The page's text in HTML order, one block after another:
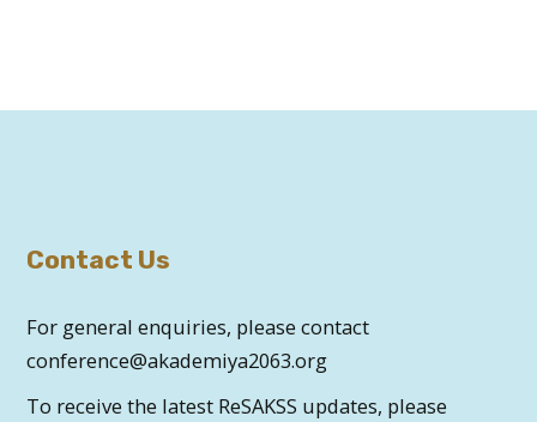
Contact Us
For general enquiries, please contact
conference@akademiya2063.org
To receive the latest ReSAKSS updates, please